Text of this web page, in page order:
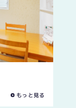
もっと見る